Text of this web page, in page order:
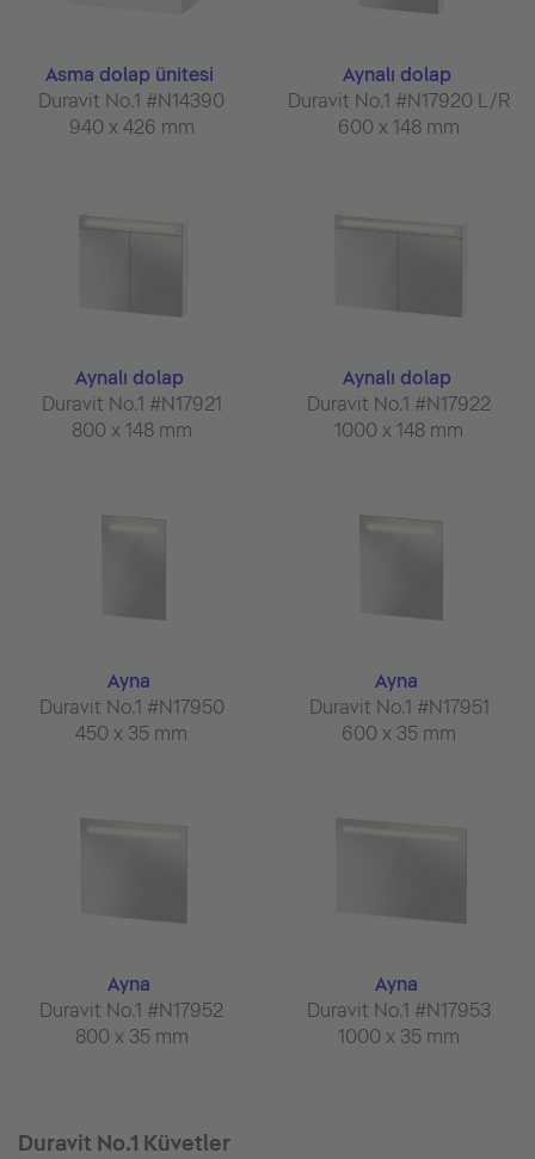
Asma dolap ünitesi
Duravit No.1 #N14390
940 x 426 mm
Aynalı dolap
Duravit No.1 #N17920 L/R
600 x 148 mm
Aynalı dolap
Duravit No.1 #N17921
800 x 148 mm
Aynalı dolap
Duravit No.1 #N17922
1000 x 148 mm
Ayna
Duravit No.1 #N17950
450 x 35 mm
Ayna
Duravit No.1 #N17951
600 x 35 mm
Ayna
Duravit No.1 #N17952
800 x 35 mm
Ayna
Duravit No.1 #N17953
1000 x 35 mm
Duravit No.1 Küvetler